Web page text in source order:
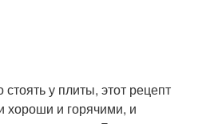
стоять у плиты, этот рецепт
хороши и горячими, и